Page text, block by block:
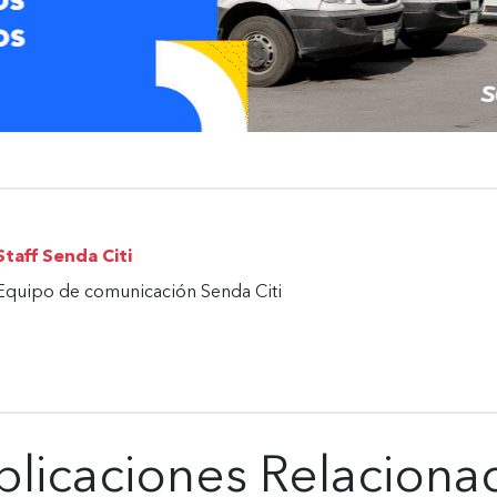
Senda Citi
de comunicación Senda Citi